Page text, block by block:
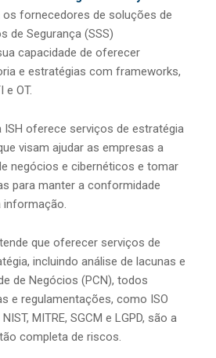
os fornecedores de soluções de
de Segurança (SSS)
capacidade de oferecer
e estratégias com frameworks,
e OT.
ISH oferece serviços de estratégia
visam ajudar as empresas a
negócios e cibernéticos e tomar
para manter a conformidade
informação.
que oferecer serviços de
incluindo análise de lacunas e
de Negócios (PCN), todos
e regulamentações, como ISO
MITRE, SGCM e LGPD, são a
completa de riscos.